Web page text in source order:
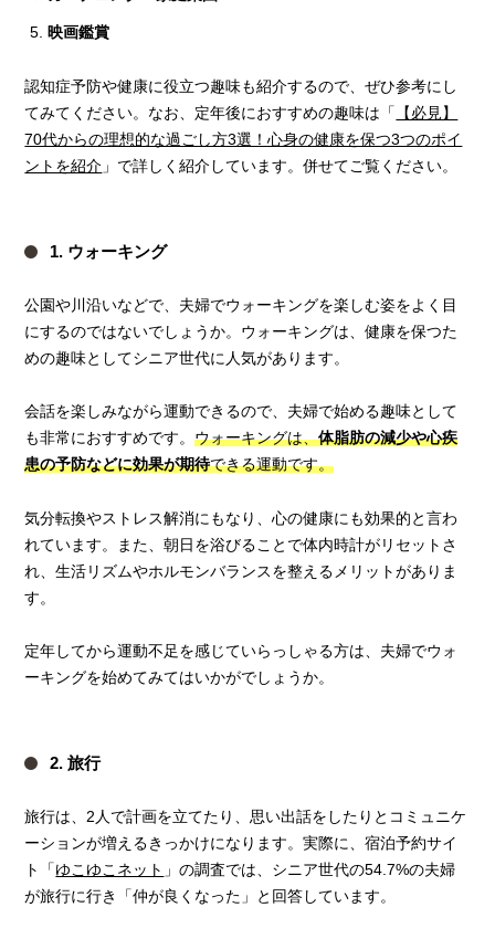
映画鑑賞
認知症予防や健康に役立つ趣味も紹介するので、ぜひ参考にし
てみてください。なお、定年後におすすめの趣味は「
【必見】
70代からの理想的な過ごし方3選！心身の健康を保つ3つのポイ
ントを紹介 」で詳しく紹介しています。併せてご覧ください。
1. ウォーキング
公園や川沿いなどで、夫婦でウォーキングを楽しむ姿をよく目
にするのではないでしょうか。ウォーキングは、健康を保つた
めの趣味としてシニア世代に人気があります。
会話を楽しみながら運動できるので、夫婦で始める趣味として
も非常におすすめです。ウォーキングは、体脂肪の減少や心疾
患の予防などに効果が期待できる運動です。
気分転換やストレス解消にもなり、心の健康にも効果的と言わ
れています。また、朝日を浴びることで体内時計がリセットさ
れ、生活リズムやホルモンバランスを整えるメリットがありま
す。
定年してから運動不足を感じていらっしゃる方は、夫婦でウォ
ーキングを始めてみてはいかがでしょうか。
2. 旅行
旅行は、2人で計画を立てたり、思い出話をしたりとコミュニケ
ーションが増えるきっかけになります。実際に、宿泊予約サイ
ト「ゆこゆこネット 」の調査では、シニア世代の54.7%の夫婦
が旅行に行き「仲が良くなった」と回答しています。